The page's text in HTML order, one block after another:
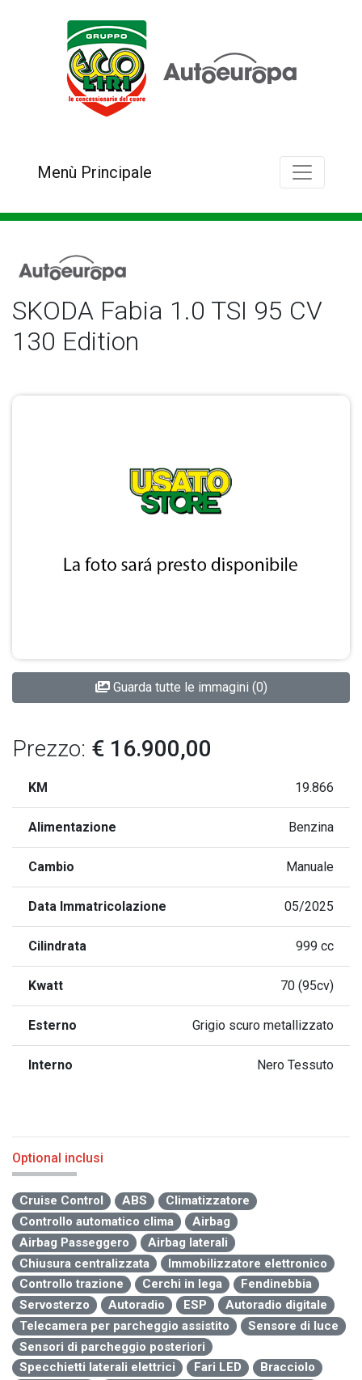
Menù Principale
SKODA Fabia 1.0 TSI 95 CV
130 Edition
Guarda tutte le immagini (0)
Prezzo: € 16.900,00
KM 19.866
Alimentazione Benzina
Cambio Manuale
Data Immatricolazione 05/2025
Cilindrata 999 cc
Kwatt 70 (95cv)
Esterno Grigio scuro metallizzato
Interno Nero Tessuto
Optional inclusi
Cruise Control ABS
Climatizzatore
Controllo automatico clima
Airbag
Airbag Passeggero
Airbag laterali
Chiusura centralizzata
Immobilizzatore elettronico
Controllo trazione
Cerchi in lega
Fendinebbia
Servosterzo
Autoradio ESP
Autoradio digitale
Telecamera per parcheggio assistito
Sensore di luce
Sensori di parcheggio posteriori
Specchietti laterali elettrici
Fari LED
Bracciolo